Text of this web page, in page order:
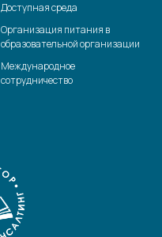
Доступная среда
Организация питания в
образовательной организации
Международное
сотрудничество